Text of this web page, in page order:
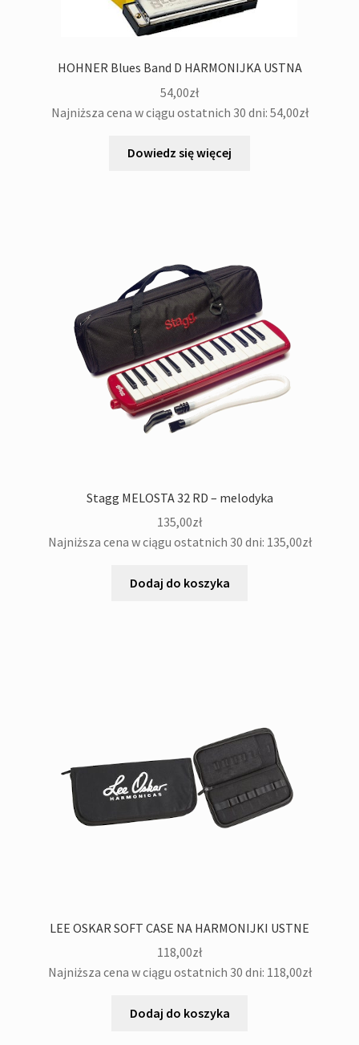
HOHNER Blues Band D HARMONIJKA USTNA
54,00zł
Najniższa cena w ciągu ostatnich 30 dni: 54,00zł
Dowiedz się więcej
Stagg MELOSTA 32 RD – melodyka
135,00zł
Najniższa cena w ciągu ostatnich 30 dni: 135,00zł
Dodaj do koszyka
LEE OSKAR SOFT CASE NA HARMONIJKI USTNE
118,00zł
Najniższa cena w ciągu ostatnich 30 dni: 118,00zł
Dodaj do koszyka